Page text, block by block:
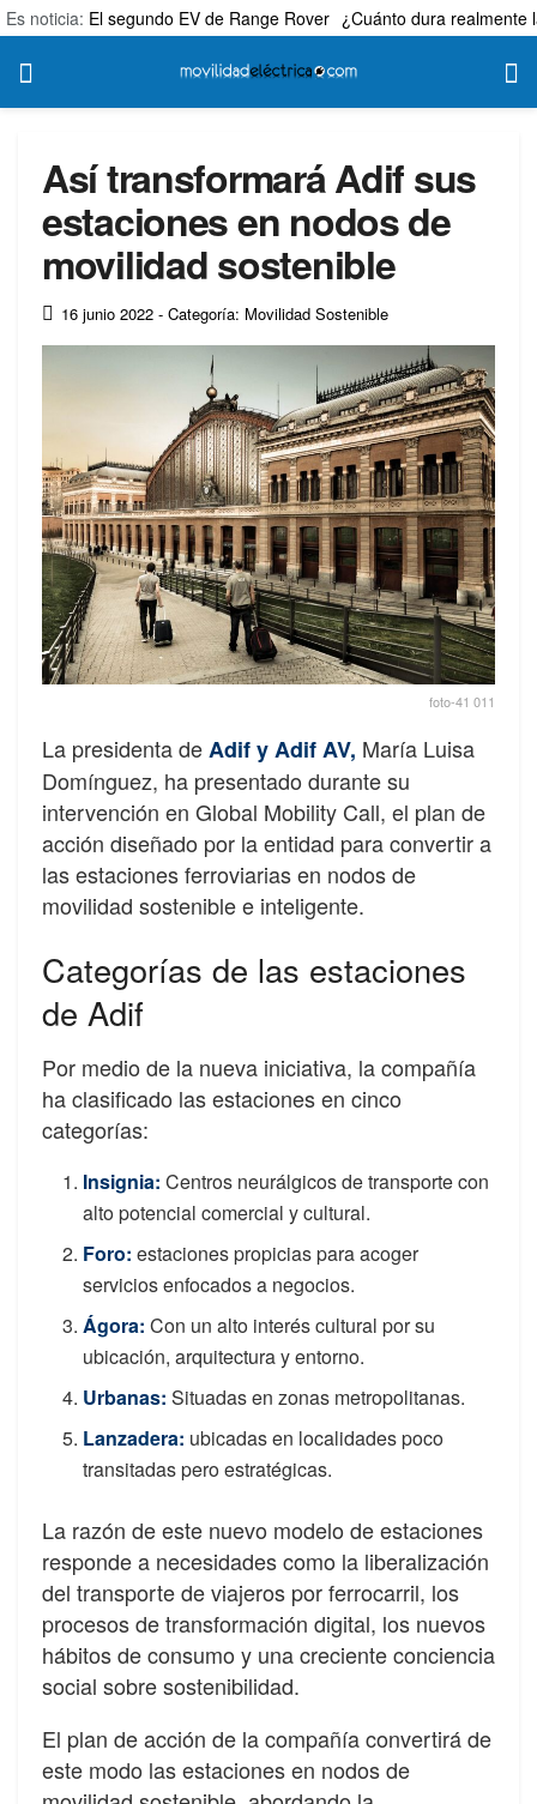
Es noticia: El segundo EV de Range Rover ¿Cuánto dura realmente
Así transformará Adif sus
estaciones en nodos de
movilidad sostenible
16 junio 2022 - Categoría: Movilidad Sostenible
foto-41 011
La presidenta deAdif y Adif AV, María Luisa
Domínguez, ha presentado durante su
intervención en Global Mobility Call, el plan de
acción diseñado por la entidad para convertir a
las estaciones ferroviarias en nodos de
movilidad sostenible e inteligente.
Categorías de las estaciones
de Adif
Por medio de la nueva iniciativa, la compañía
ha clasificado las estaciones en cinco
categorías:
Insignia: Centros neurálgicos de transporte con
alto potencial comercial y cultural.
Foro: estaciones propicias para acoger
servicios enfocados a negocios.
Ágora: Con un alto interés cultural por su
ubicación, arquitectura y entorno.
Urbanas: Situadas en zonas metropolitanas.
Lanzadera: ubicadas en localidades poco
transitadas pero estratégicas.
La razón de este nuevo modelo de estaciones
responde a necesidades como la liberalización
del transporte de viajeros por ferrocarril, los
procesos de transformación digital, los nuevos
hábitos de consumo y una creciente conciencia
social sobre sostenibilidad.
El plan de acción de la compañía convertirá de
este modo las estaciones en nodos de